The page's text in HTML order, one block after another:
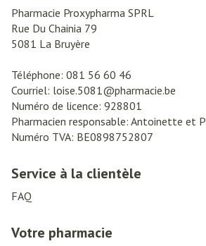
Pharmacie Proxypharma SPRL
Rue Du Chainia 79
5081 La Bruyère
Téléphone: 081 56 60 46
Courriel: loise.5081@pharmacie.be
Numéro de licence: 928801
Pharmacien responsable: Antoinette et
Numéro TVA: BE0898752807
Service à la clientèle
FAQ
Votre pharmacie